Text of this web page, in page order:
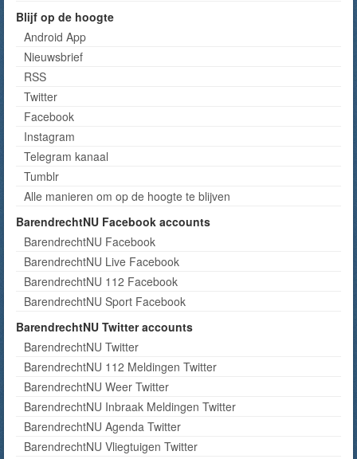
Blijf op de hoogte
Android App
Nieuwsbrief
RSS
Twitter
Facebook
Instagram
Telegram kanaal
Tumblr
Alle manieren om op de hoogte te blijven
BarendrechtNU Facebook accounts
BarendrechtNU Facebook
BarendrechtNU Live Facebook
BarendrechtNU 112 Facebook
BarendrechtNU Sport Facebook
BarendrechtNU Twitter accounts
BarendrechtNU Twitter
BarendrechtNU 112 Meldingen Twitter
BarendrechtNU Weer Twitter
BarendrechtNU Inbraak Meldingen Twitter
BarendrechtNU Agenda Twitter
BarendrechtNU Vliegtuigen Twitter